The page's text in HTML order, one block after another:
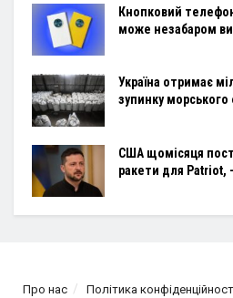
Кнопковий
може незабаром
Україна отримає
зупинку
США щомісяця
ракети для Patriot,
Про нас Політика